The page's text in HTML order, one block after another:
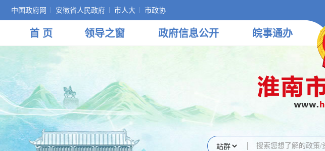
中国政府网 安徽省人民政府 市人大 市政协
首 页 领导之窗 政府信息公开 皖事通办